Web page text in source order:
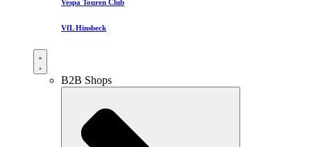
Vespa Touren Club
VfL Hinsbeck
B2B Shops